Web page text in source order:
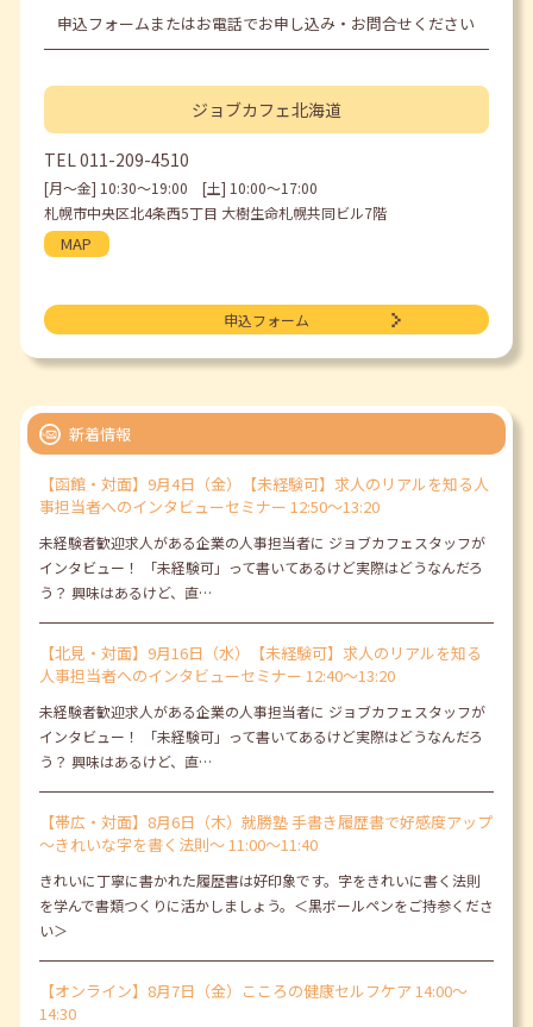
申込フォームまたはお電話でお申し込み・お問合せください
ジョブカフェ北海道
TEL011-209-4510
[月〜金] 10:30〜19:00 [土] 10:00〜17:00
札幌市中央区北4条西5丁目 大樹生命札幌共同ビル7階
MAP
申込フォーム
新着情報
【函館・対面】9月4日（金）【未経験可】求人のリアルを知る人
事担当者へのインタビューセミナー 12:50～13:20
未経験者歓迎求人がある企業の人事担当者に ジョブカフェスタッフが
インタビュー！ 「未経験可」って書いてあるけど実際はどうなんだろ
う？ 興味はあるけど、直…
【北見・対面】9月16日（水）【未経験可】求人のリアルを知る
人事担当者へのインタビューセミナー 12:40～13:20
未経験者歓迎求人がある企業の人事担当者に ジョブカフェスタッフが
インタビュー！ 「未経験可」って書いてあるけど実際はどうなんだろ
う？ 興味はあるけど、直…
【帯広・対面】8月6日（木）就勝塾 手書き履歴書で好感度アップ
～きれいな字を書く法則～ 11:00～11:40
きれいに丁寧に書かれた履歴書は好印象です。字をきれいに書く法則
を学んで書類つくりに活かしましょう。＜黒ボールペンをご持参くださ
い＞
【オンライン】8月7日（金）こころの健康セルフケア 14:00～
14:30